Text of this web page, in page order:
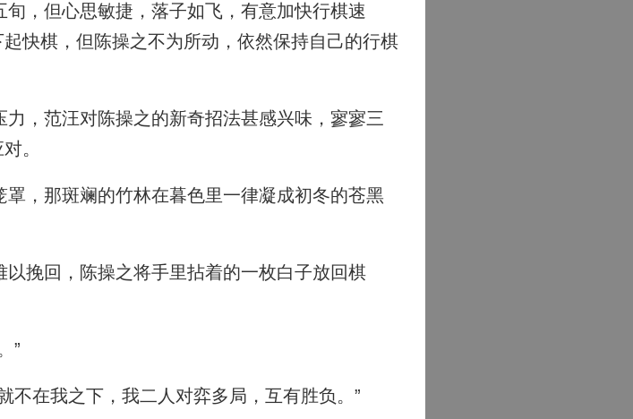
，但心思敏捷，落子如飞，有意加快行棋速
快棋，但陈操之不为所动，依然保持自己的行棋
，范汪对陈操之的新奇招法甚感兴味，寥寥三
。
，那斑斓的竹林在暮色里一律凝成初冬的苍黑
挽回，陈操之将手里拈着的一枚白子放回棋
”
在我之下，我二人对弈多局，互有胜负。”